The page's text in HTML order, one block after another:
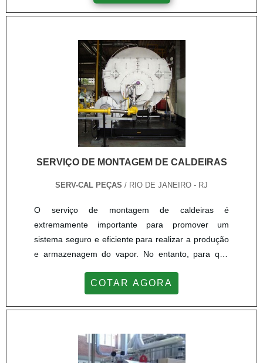
SERVIÇO DE MONTAGEM DE CALDEIRAS
SERV-CAL PEÇAS / RIO DE JANEIRO - RJ
O serviço de montagem de caldeiras é
extremamente importante para promover um
sistema seguro e eficiente para realizar a produção
e armazenagem do vapor. No entanto, para que
cliente saiba a importância de contar com boas
SOBRE O SERVIÇOCom relação a maneira que o
feita uma análise inicial para levantar detalhes
sobre o local de instalação e sua adequação para
COTAR AGORA